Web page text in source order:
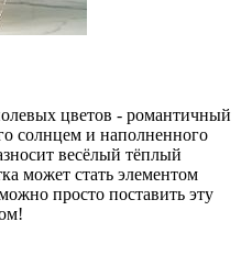
цветов - романтичный
солнцем и наполненного
весёлый тёплый
может стать элементом
просто поставить эту